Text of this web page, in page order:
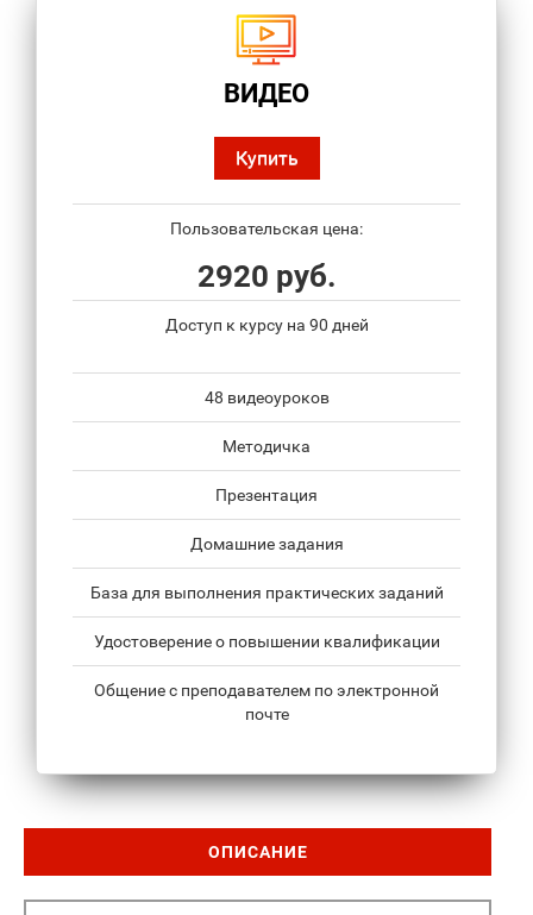
ВИДЕО
Купить
Пользовательская цена:
2920 руб.
Доступ к курсу на 90 дней
48 видеоуроков
Методичка
Презентация
Домашние задания
База для выполнения практических заданий
Удостоверение о повышении квалификации
Общение с преподавателем по электронной
почте
ОПИСАНИЕ